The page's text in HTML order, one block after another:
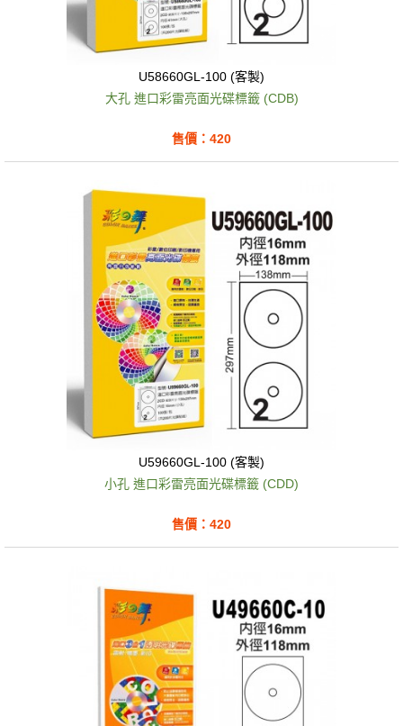
U58660GL-100 (客製)
大孔 進口彩雷亮面光碟標籤 (CDB)
售價：420
U59660GL-100 (客製)
小孔 進口彩雷亮面光碟標籤 (CDD)
售價：420